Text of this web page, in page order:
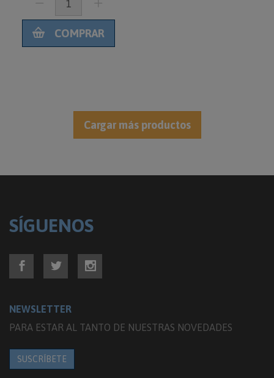
COMPRAR
SÍGUENOS
NEWSLETTER
PARA ESTAR AL TANTO DE NUESTRAS NOVEDADES
SUSCRÍBETE